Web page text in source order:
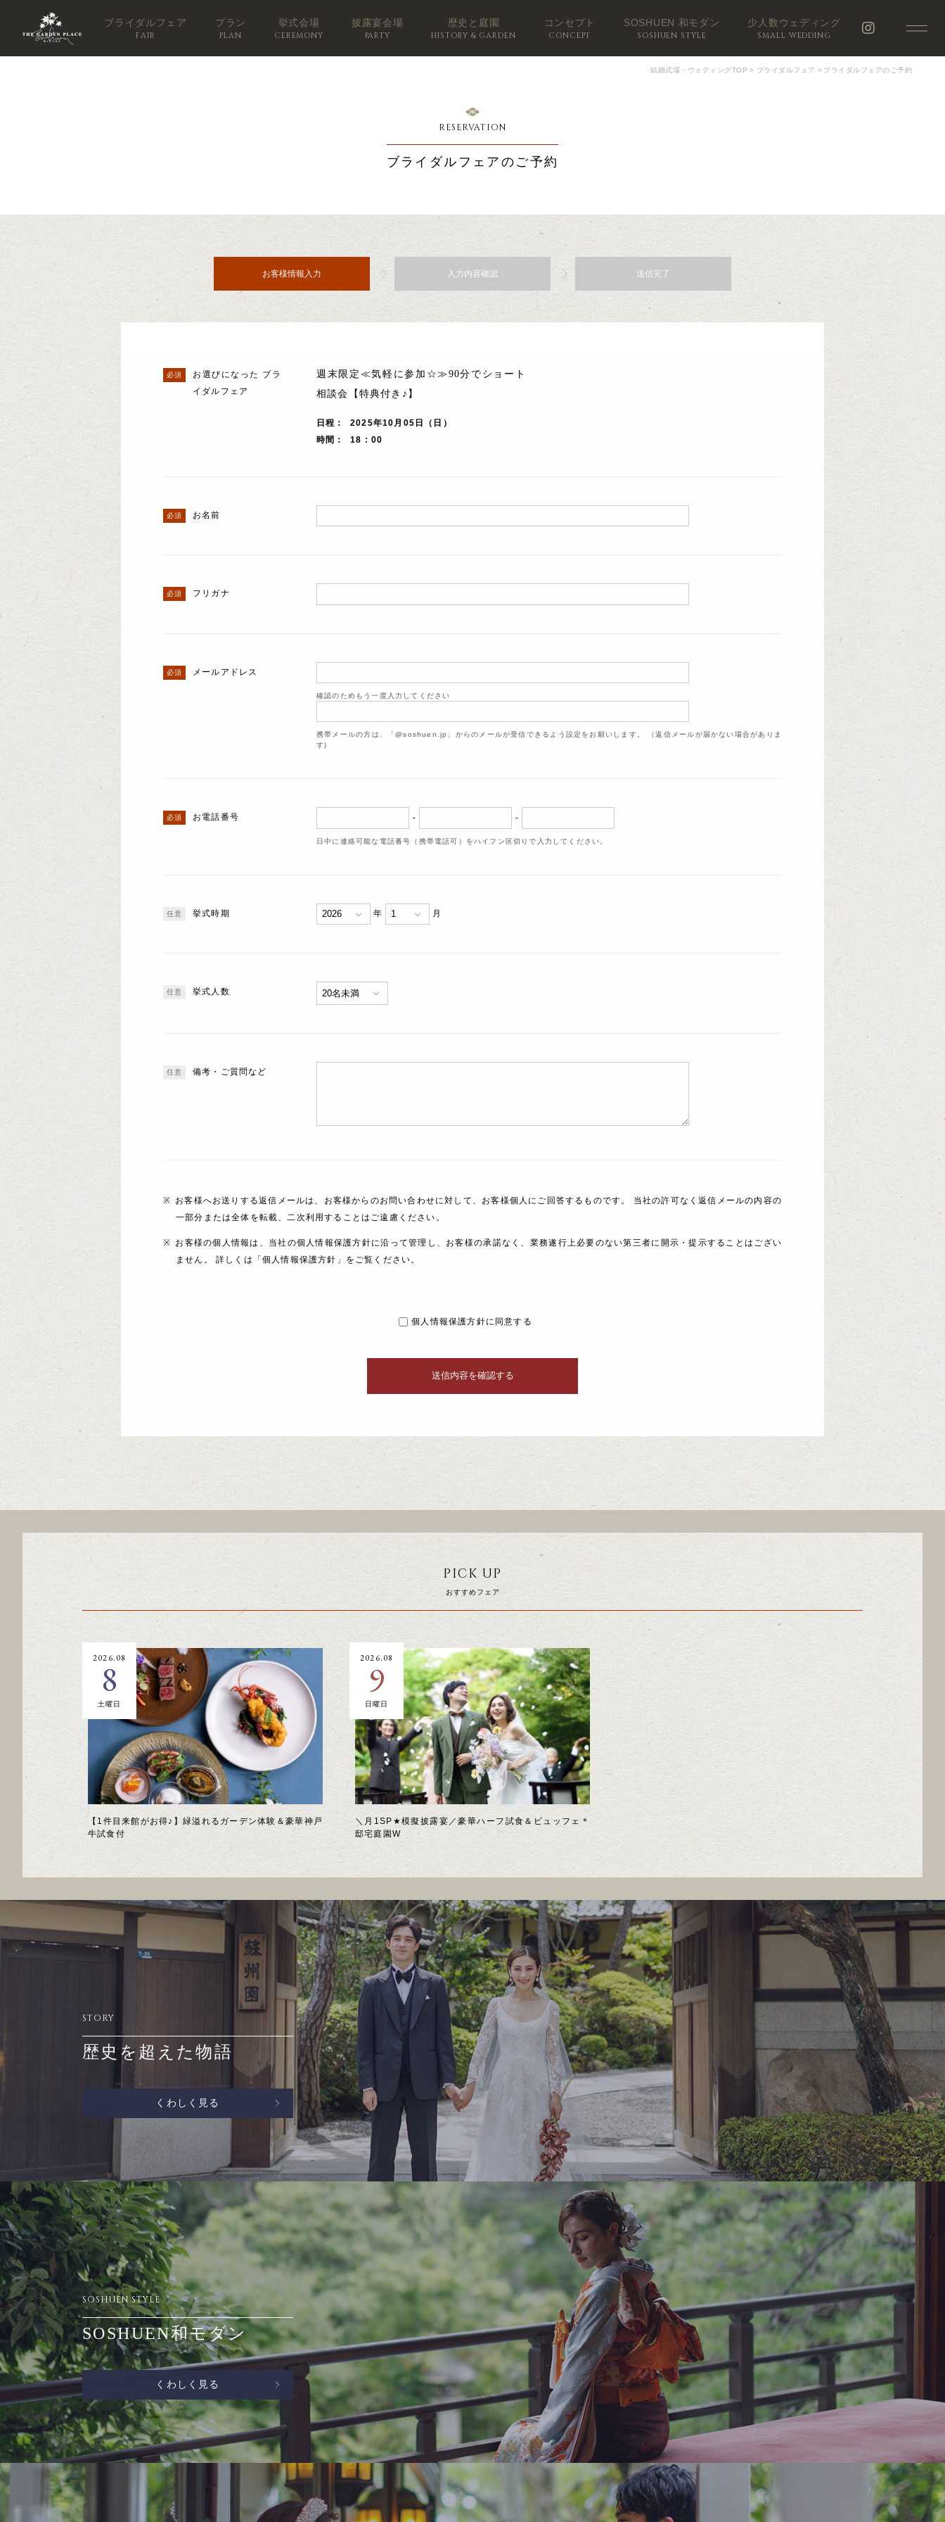
ブライダルフェア
FAIR
プラン
PLAN
挙式会場
CEREMONY
披露宴会場
PARTY
歴史と庭園
HISTORY & GARDEN
コンセプト
CONCEPT
SOSHUEN 和モダン
SOSHUEN STYLE
少人数ウェディング
SMALL WEDDING
結婚式場・ウェディングTOP > ブライダルフェア > ブライダルフェアのご予約
RESERVATION
ブライダルフェアのご予約
お客様情報入力 入力内容確認 送信完了
お選びになった ブラ
イダルフェア
週末限定≪気軽に参加☆≫90分でショート
相談会【特典付き♪】
日程
2025年10月05日（日）
時間
18 : 00
お名前
フリガナ
メールアドレス
確認のためもう一度入力してください
携帯メールの方は、「@soshuen.jp」からのメールが受信できるよう設定をお願いします。 （返信メールが届かない場合がありま
す)
お電話番号 - -
日中に連絡可能な電話番号（携帯電話可）をハイフン区切りで入力してください。
挙式時期 年 月
挙式人数
備考・ご質問など
お客様へお送りする返信メールは、お客様からのお問い合わせに対して、お客様個人にご回答するものです。 当社の許可なく返信メールの内容の
一部分または全体を転載、二次利用することはご遠慮ください。
お客様の個人情報は、当社の個人情報保護方針に沿って管理し、お客様の承諾なく、業務遂行上必要のない第三者に開示・提示することはござい
ません。 詳しくは「個人情報保護方針」をご覧ください。
個人情報保護方針に同意する
PICK UP
おすすめフェア
【1件目来館がお得♪】緑溢れるガーデン体験＆豪華神戸
牛試食付
2026.08
8
土曜日
＼月1SP★模擬披露宴／豪華ハーフ試食＆ビュッフェ＊
邸宅庭園W
2026.08
9
日曜日
STORY
歴史を超えた物語
くわしく見る
SOSHUEN STYLE
SOSHUEN和モダン
くわしく見る